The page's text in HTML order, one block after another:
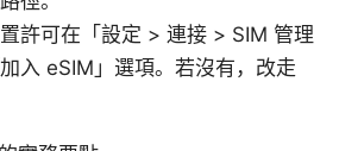
許可在「設定 > 連接 > SIM 管理
入 eSIM」選項。若沒有，改走